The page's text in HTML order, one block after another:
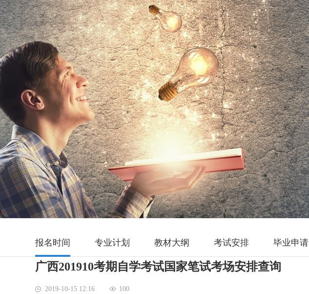
报名时间 专业计划 教材大纲 考试安排 毕业申请
广西201910考期自学考试国家笔试考场安排查询
2019-10-15 12:16 100